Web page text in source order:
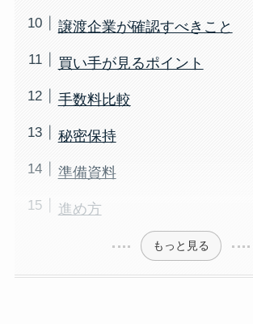
譲渡企業が確認すべきこと
買い手が見るポイント
手数料比較
秘密保持
準備資料
進め方
もっと見る